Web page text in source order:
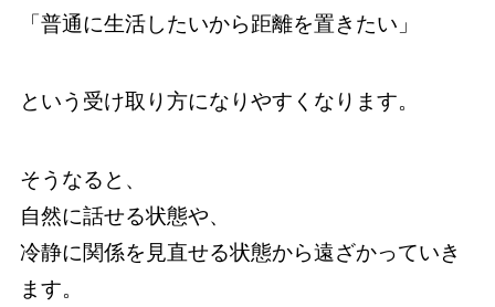
「普通に生活したいから距離を置きたい」
という受け取り方になりやすくなります。
そうなると、
自然に話せる状態や、
冷静に関係を見直せる状態から遠ざかっていき
ます。